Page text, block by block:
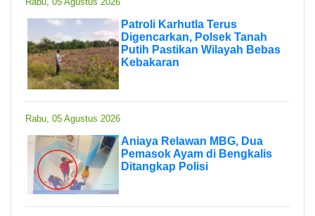
Patroli Karhutla Terus
Digencarkan, Polsek Tanah
Putih Pastikan Wilayah Bebas
Kebakaran
Rabu, 05 Agustus 2026
Aniaya Relawan MBG, Dua
Pemasok Ayam di Bengkalis
Ditangkap Polisi